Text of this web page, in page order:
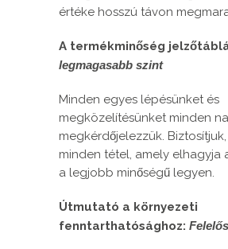
értéke hosszú távon
A termékminőség
legmagasabb szint
Minden egyes lépésünket és
megközelítésünket minden
megkérdőjelezzük.
minden tétel, amely elhagyja
a legjobb minőségű legyen.
Útmutató a környezeti
fenntarthatósághoz: